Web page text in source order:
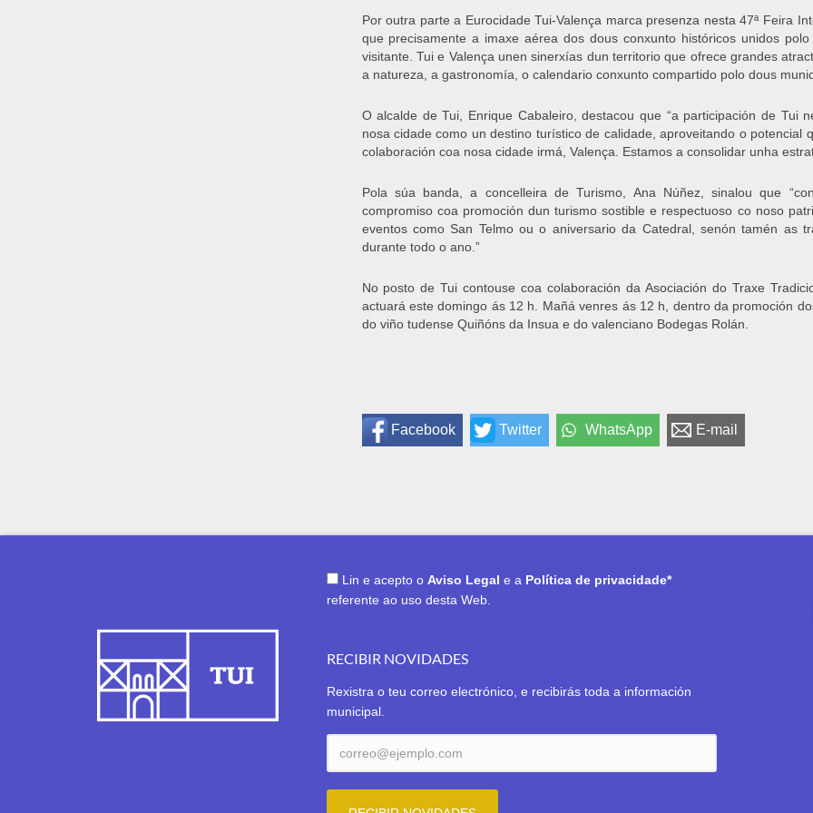
Por outra parte a Eurocidade Tui-Valença marca presenza nesta 47ª Feira
que precisamente a imaxe aérea dos dous conxunto históricos unidos
visitante. Tui e Valença unen sinerxías dun territorio que ofrece grandes
a natureza, a gastronomía, o calendario conxunto compartido polo dous
O alcalde de Tui, Enrique Cabaleiro, destacou que “a participación de
nosa cidade como un destino turístico de calidade, aproveitando o
colaboración coa nosa cidade irmá, Valença. Estamos a consolidar unha
Pola súa banda, a concelleira de Turismo, Ana Núñez, sinalou que
compromiso coa promoción dun turismo sostible e respectuoso co noso
eventos como San Telmo ou o aniversario da Catedral, senón tamén as
durante todo o ano.”
No posto de Tui contouse coa colaboración da Asociación do Traxe
actuará este domingo ás 12 h. Mañá venres ás 12 h, dentro da promoción
do viño tudense Quiñóns da Insua e do valenciano Bodegas Rolán.
Facebook Twitter WhatsApp E-mail
Lin e acepto o Aviso Legal e a Política de privacidade*
referente ao uso desta Web.
RECIBIR NOVIDADES
Rexistra o teu correo electrónico, e recibirás toda a información
municipal.